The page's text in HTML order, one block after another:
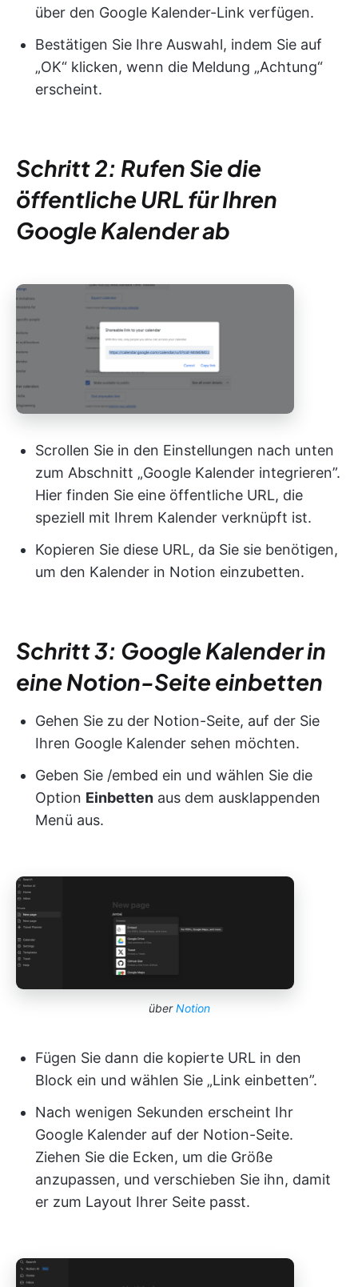
über den Google Kalender-Link verfügen.
Bestätigen Sie Ihre Auswahl, indem Sie auf
„OK“ klicken, wenn die Meldung „Achtung“
erscheint.
Schritt 2: Rufen Sie die
öffentliche URL für Ihren
Google Kalender ab
Scrollen Sie in den Einstellungen nach unten
zum Abschnitt „Google Kalender integrieren”.
Hier finden Sie eine öffentliche URL, die
speziell mit Ihrem Kalender verknüpft ist.
Kopieren Sie diese URL, da Sie sie benötigen,
um den Kalender in Notion einzubetten.
Schritt 3: Google Kalender in
eine Notion-Seite einbetten
Gehen Sie zu der Notion-Seite, auf der Sie
Ihren Google Kalender sehen möchten.
Geben Sie /embed ein und wählen Sie die
Option Einbetten aus dem ausklappenden
Menü aus.
überNotion
Fügen Sie dann die kopierte URL in den
Block ein und wählen Sie „Link einbetten”.
Nach wenigen Sekunden erscheint Ihr
Google Kalender auf der Notion-Seite.
Ziehen Sie die Ecken, um die Größe
anzupassen, und verschieben Sie ihn, damit
er zum Layout Ihrer Seite passt.